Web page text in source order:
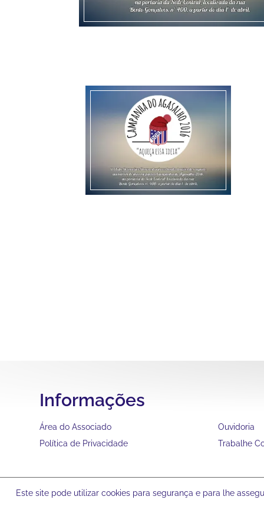
Informações
Área do Associado
Ouvidoria
Política de Privacidade
Trabalhe
Este site pode utilizar cookies para segurança e para lhe